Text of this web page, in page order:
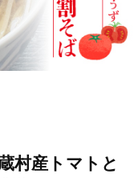
村産トマトと